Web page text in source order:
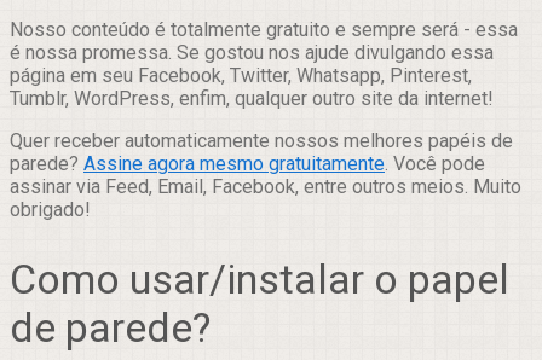
Nosso conteúdo é totalmente gratuito e sempre será - essa
é nossa promessa. Se gostou nos ajude divulgando essa
página em seu Facebook, Twitter, Whatsapp, Pinterest,
Tumblr, WordPress, enfim, qualquer outro site da internet!
Quer receber automaticamente nossos melhores papéis de
parede? Assine agora mesmo gratuitamente. Você pode
assinar via Feed, Email, Facebook, entre outros meios. Muito
obrigado!
Como usar/instalar o papel
de parede?